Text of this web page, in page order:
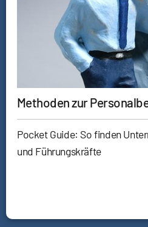
Methoden zur
Pocket Guide: So finden
und Führungskräfte